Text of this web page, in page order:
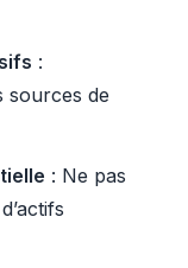
:
sources de
: Ne pas